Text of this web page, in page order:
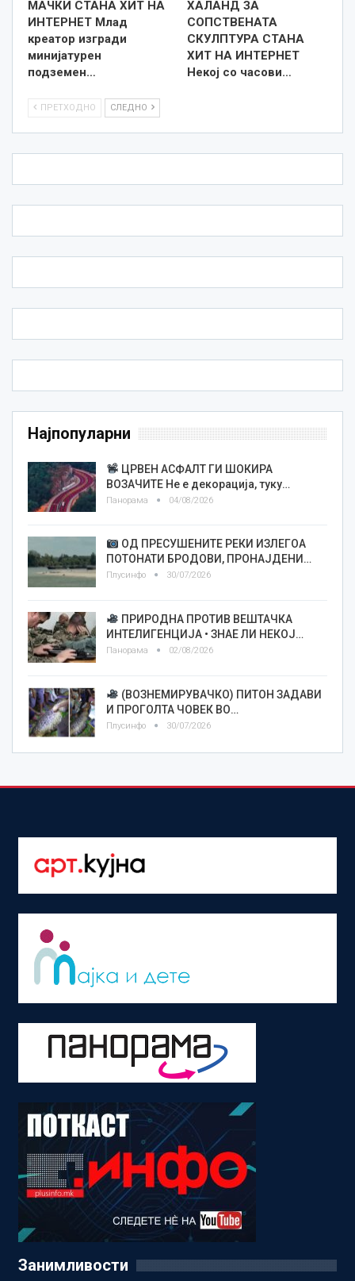
МАЧКИ СТАНА ХИТ НА
ИНТЕРНЕТ Млад
креатор изгради
минијатурен
подземен…
ХАЛАНД ЗА
СОПСТВЕНАТА
СКУЛПТУРА СТАНА
ХИТ НА ИНТЕРНЕТ
Некој со часови…
ПРЕТХОДНО СЛЕДНО
Најпопуларни
ЦРВЕН АСФАЛТ ГИ ШОКИРА
ВОЗАЧИТЕ Не е декорација, туку…
Панорама 04/08/2026
ОД ПРЕСУШЕНИТЕ РЕКИ ИЗЛЕГОА
ПОТОНАТИ БРОДОВИ, ПРОНАЈДЕНИ…
Плусинфо 30/07/2026
ПРИРОДНА ПРОТИВ ВЕШТАЧКА
ИНТЕЛИГЕНЦИЈА • ЗНАЕ ЛИ НЕКОЈ…
Панорама 02/08/2026
(ВОЗНЕМИРУВАЧКО) ПИТОН ЗАДАВИ
И ПРОГОЛТА ЧОВЕК ВО…
Плусинфо 30/07/2026
Занимливости